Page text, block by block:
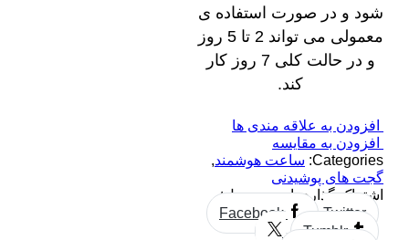
شود و در صورت استفاده ‌ی
معمولی می ‌تواند 2 تا 5 روز
و در حالت کلی 7 روز کار
کند.
افزودن به علاقه مندی ها
افزودن به مقایسه
Categories: ساعت هوشمند,
گجت های پوشیدنی
اشتراک گذاری این محصول:
Facebook
Twitter
Tumblr